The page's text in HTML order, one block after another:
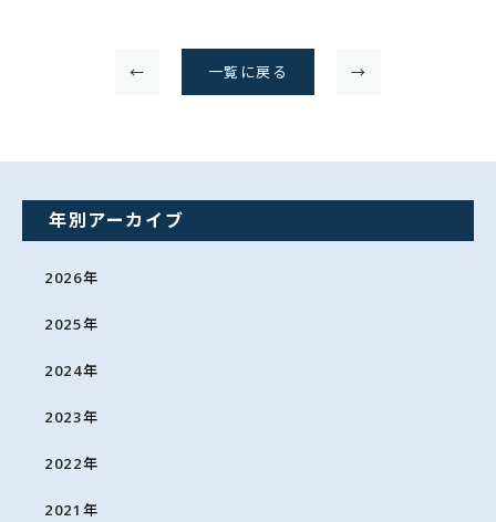
← 一覧に戻る →
年別アーカイブ
2026年
2025年
2024年
2023年
2022年
2021 年